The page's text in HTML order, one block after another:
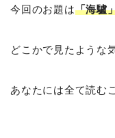
今回のお題は「海驢
どこかで見たような
あなたには全て読む